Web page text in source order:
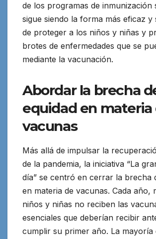
de los programas de inmunización
sigue siendo la forma más eficaz y
de proteger a los niños y niñas y
brotes de enfermedades que se
mediante la vacunación.
Abordar la brecha
equidad en materia
vacunas
Más allá de impulsar la
de la pandemia, la iniciativa “La
día” se centró en cerrar la brecha
en materia de vacunas. Cada año,
niños y niñas no reciben las
esenciales que deberían recibir
cumplir su primer año. La mayoría